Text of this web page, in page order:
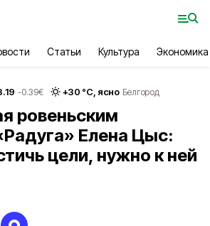
Статьи Культура Экономика
-0.39€ +30 °С, ясно Белгород
ровеньским
Елена Цыс:
цели, нужно к ней